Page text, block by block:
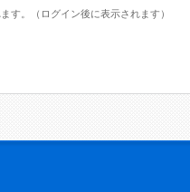
す。（ログイン後に表示されます）